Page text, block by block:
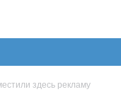
здесь рекламу